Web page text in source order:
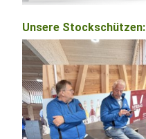
Unsere Stockschützen: